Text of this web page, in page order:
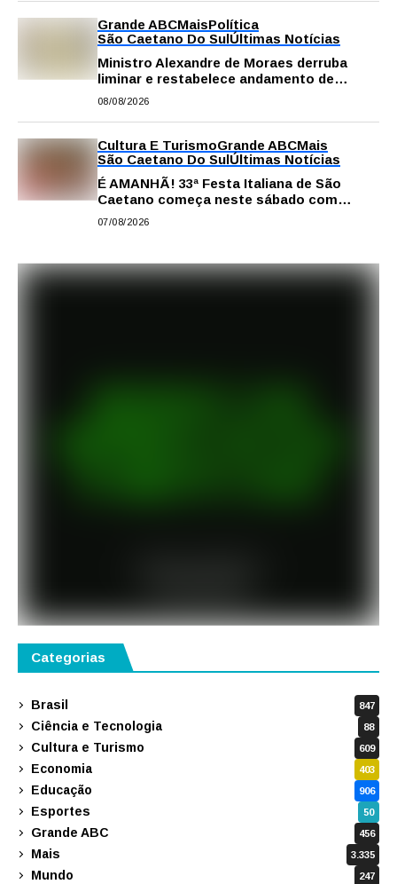
Grande ABCMaisPolítica
São Caetano Do SulÚltimas Notícias
Ministro Alexandre de Moraes derruba
liminar e restabelece andamento de
comissão processante contra vereador
08/08/2026
Cultura E TurismoGrande ABCMais
São Caetano Do SulÚltimas Notícias
É AMANHÃ! 33ª Festa Italiana de São
Caetano começa neste sábado com
gastronomia, música e solidariedade
07/08/2026
Categorias
Brasil 847
Ciência e Tecnologia 88
Cultura e Turismo 609
Economia 403
Educação 906
Esportes 50
Grande ABC 456
Mais 3.335
Mundo 247